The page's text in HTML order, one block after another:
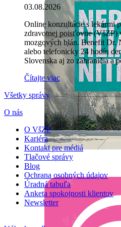
03.08.2026
Online konzultácie s lekármi
zdravotnej poisťovne (VšZP)
mozgových blán. Benefit Dr.
alebo telefonicky 24 hodín
Slovenska aj zo zahraničia a
Čítajte viac
Všetky správy
O nás
O VšZP
Kariéra
Kontakt pre médiá
Tlačové správy
Blog
Ochrana osobných údajov
Úradná tabuľa
Anketa spokojnosti klientov
Newsletter